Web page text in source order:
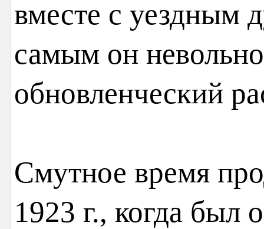
вместе с уездным
самым он
обновленческий
Смутное время
1923 г., когда был